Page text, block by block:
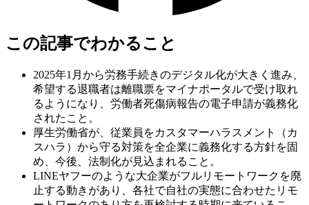
この記事でわかること
2025年1月から労務手続きのデジタル化が大きく進み、
希望する退職者は離職票をマイナポータルで受け取れ
るようになり、労働者死傷病報告の電子申請が義務化
されたこと。
厚生労働省が、従業員をカスタマーハラスメント（カ
スハラ）から守る対策を全企業に義務化する方針を固
め、今後、法制化が見込まれること。
LINEヤフーのような大企業がフルリモートワークを廃
止する動きがあり、各社で自社の実態に合わせたリモ